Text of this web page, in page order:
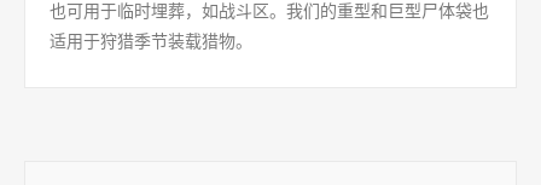
也可用于临时埋葬，如战斗区。我们的重型和巨型尸体袋也
适用于狩猎季节装载猎物。